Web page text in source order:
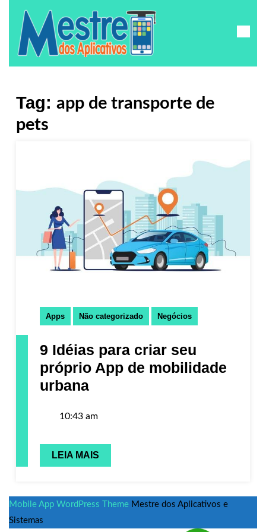
Tag: app de transporte de
pets
Apps Não categorizado Negócios
9 Idéias para criar seu
próprio App de mobilidade
urbana
10:43 am
LEIA MAIS
Mobile App WordPress Theme Mestre dos Aplicativos e
Sistemas